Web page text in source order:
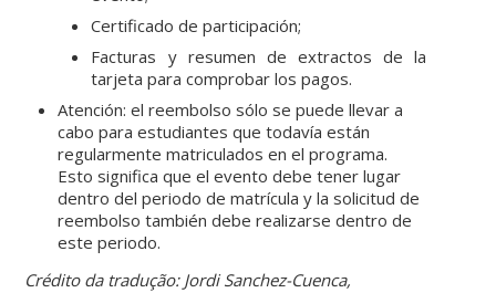
Certificado de participación;
Facturas y resumen de extractos de la
tarjeta para comprobar los pagos.
Atención: el reembolso sólo se puede llevar a
cabo para estudiantes que todavía están
regularmente matriculados en el programa.
Esto significa que el evento debe tener lugar
dentro del periodo de matrícula y la solicitud de
reembolso también debe realizarse dentro de
este periodo.
Crédito da tradução: Jordi Sanchez-Cuenca,